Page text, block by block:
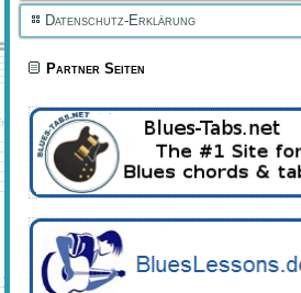
Datenschutz-Erklärung
Partner Seiten